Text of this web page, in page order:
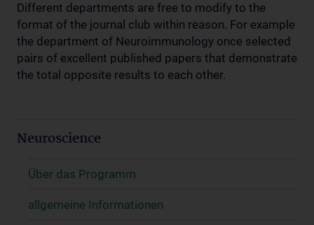
Different departments are free to modify to the
format of the journal club within reason. For example
the department of Neuroimmunology once selected
pairs of excellent published papers that demonstrate
the total opposite results to each other.
Neuroscience
Über das Programm
allgemeine Informationen